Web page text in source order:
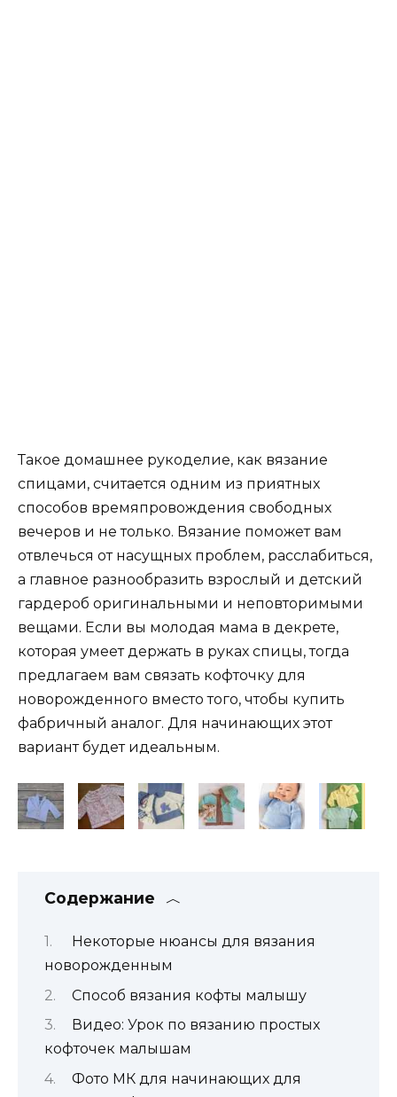
Такое домашнее рукоделие, как вязание
спицами, считается одним из приятных
способов времяпровождения свободных
вечеров и не только. Вязание поможет вам
отвлечься от насущных проблем, расслабиться,
а главное разнообразить взрослый и детский
гардероб оригинальными и неповторимыми
вещами. Если вы молодая мама в декрете,
которая умеет держать в руках спицы, тогда
предлагаем вам связать кофточку для
новорожденного вместо того, чтобы купить
фабричный аналог. Для начинающих этот
вариант будет идеальным.
Содержание
Некоторые нюансы для вязания
новорожденным
Способ вязания кофты малышу
Видео: Урок по вязанию простых
кофточек малышам
Фото МК для начинающих для